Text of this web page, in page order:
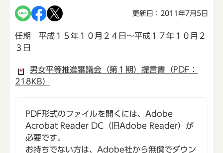
更新日：2011年7月5日
任期 平成１５年１０月２４日～平成１７年１０月２
３日
男女平等推進審議会（第１期）提言書（PDF：
218KB）
PDF形式のファイルを開くには、Adobe
Acrobat Reader DC（旧Adobe Reader）が
必要です。
お持ちでない方は、Adobe社から無償でダウン